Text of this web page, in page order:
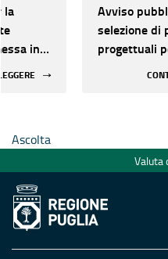
la
in
Avviso
selezione di
progettuali
Ascolta
Valuta